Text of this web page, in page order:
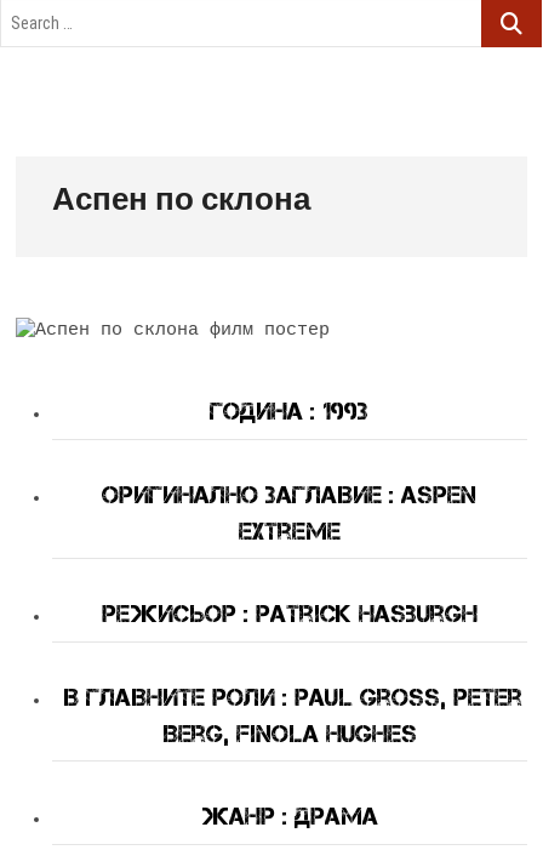
Аспен по склона
Година : 1993
оригинално Заглавие : Aspen
Extreme
Режисьор : Patrick Hasburgh
В Главните Роли : Paul Gross, Peter
Berg, Finola Hughes
Жанр : драма